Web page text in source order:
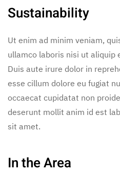
Sustainability
Ut enim ad minim veniam,
ullamco laboris nisi ut aliquip
Duis aute irure dolor in
esse cillum dolore eu fugiat
occaecat cupidatat non
deserunt mollit anim id est
sit amet.
In the Area